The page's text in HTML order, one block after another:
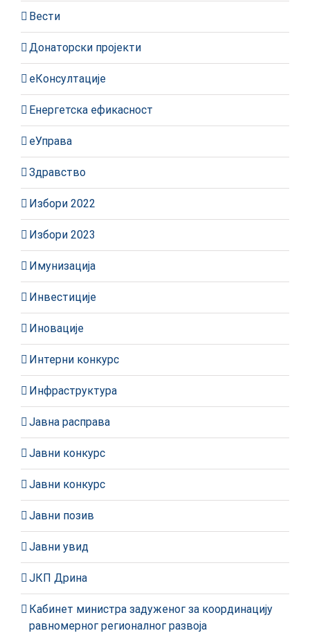
Вести
Донаторски пројекти
еКонсултације
Енергетска ефикасност
еУправа
Здравство
Избори 2022
Избори 2023
Имунизација
Инвестиције
Иновације
Интерни конкурс
Инфраструктура
Јавна расправа
Јавни конкурс
Јавни конкурс
Јавни позив
Јавни увид
ЈКП Дрина
Кабинет министра задуженог за координацију
равномерног регионалног развоја